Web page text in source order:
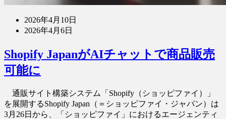
2026年4月10日
2026年4月6日
Shopify JapanがAIチャットで商品販売
可能に
通販サイト構築システム「Shopify（ショッピファイ）」
を展開するShopify Japan（＝ショッピファイ・ジャパン）は
3月26日から、「ショッピファイ」におけるエージェンティ